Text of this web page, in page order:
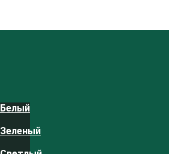
Белый
Зеленый